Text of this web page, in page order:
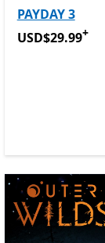
achats dans
PAYDAY 3
USD$29.99
USD$29.99+